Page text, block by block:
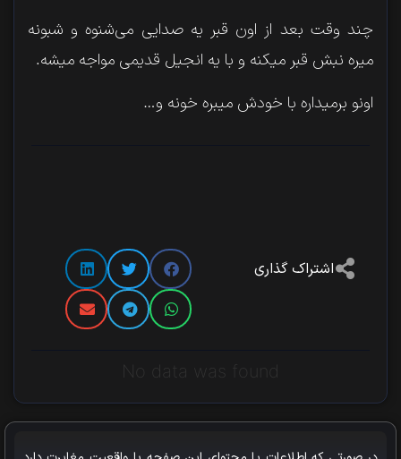
چند وقت بعد از اون قبر یه صدایی می‌شنوه و شبونه
میره نبش‌ قبر میکنه و با یه انجیل قدیمی مواجه میشه.
اونو برمیداره با خودش میبره خونه و…
اشتراک گذاری
No data was found